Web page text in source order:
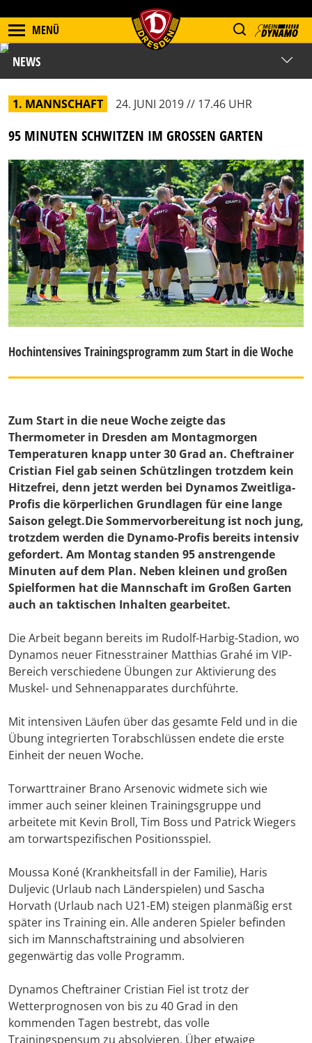
MENÜ
NEWS
1. MANNSCHAFT 24. JUNI 2019 // 17.46 UHR
95 MINUTEN SCHWITZEN IM GROSSEN GARTEN
Hochintensives Trainingsprogramm zum Start in die Woche
Zum Start in die neue Woche zeigte das
Thermometer in Dresden am Montagmorgen
Temperaturen knapp unter 30 Grad an. Cheftrainer
Cristian Fiel gab seinen Schützlingen trotzdem kein
Hitzefrei, denn jetzt werden bei Dynamos Zweitliga-
Profis die körperlichen Grundlagen für eine lange
Saison gelegt.Die Sommervorbereitung ist noch jung,
trotzdem werden die Dynamo-Profis bereits intensiv
gefordert. Am Montag standen 95 anstrengende
Minuten auf dem Plan. Neben kleinen und großen
Spielformen hat die Mannschaft im Großen Garten
auch an taktischen Inhalten gearbeitet.
Die Arbeit begann bereits im Rudolf-Harbig-Stadion, wo
Dynamos neuer Fitnesstrainer Matthias Grahé im VIP-
Bereich verschiedene Übungen zur Aktivierung des
Muskel- und Sehnenapparates durchführte.
Mit intensiven Läufen über das gesamte Feld und in die
Übung integrierten Torabschlüssen endete die erste
Einheit der neuen Woche.
Torwarttrainer Brano Arsenovic widmete sich wie
immer auch seiner kleinen Trainingsgruppe und
arbeitete mit Kevin Broll, Tim Boss und Patrick Wiegers
am torwartspezifischen Positionsspiel.
Moussa Koné (Krankheitsfall in der Familie), Haris
Duljevic (Urlaub nach Länderspielen) und Sascha
Horvath (Urlaub nach U21-EM) steigen planmäßig erst
später ins Training ein. Alle anderen Spieler befinden
sich im Mannschaftstraining und absolvieren
gegenwärtig das volle Programm.
Dynamos Cheftrainer Cristian Fiel ist trotz der
Wetterprognosen von bis zu 40 Grad in den
kommenden Tagen bestrebt, das volle
Trainingspensum zu absolvieren. Über etwaige